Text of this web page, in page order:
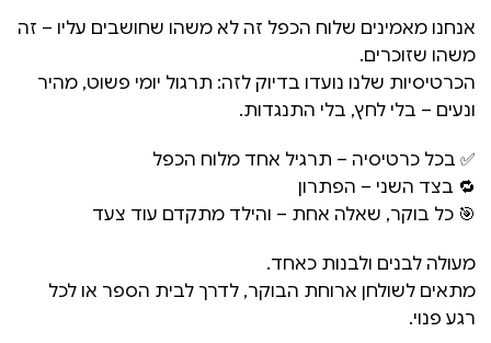
אנחנו מאמינים שלוח הכפל זה לא משהו שחושבים עליו – זה
משהו שזוכרים.
הכרטיסיות שלנו נועדו בדיוק לזה: תרגול יומי פשוט, מהיר
ונעים – בלי לחץ, בלי התנגדות.
✅ בכל כרטיסיה – תרגיל אחד מלוח הכפל
🔁 בצד השני – הפתרון
🎯 כל בוקר, שאלה אחת – והילד מתקדם עוד צעד
מעולה לבנים ולבנות כאחד.
מתאים לשולחן ארוחת הבוקר, לדרך לבית הספר או לכל
רגע פנוי.